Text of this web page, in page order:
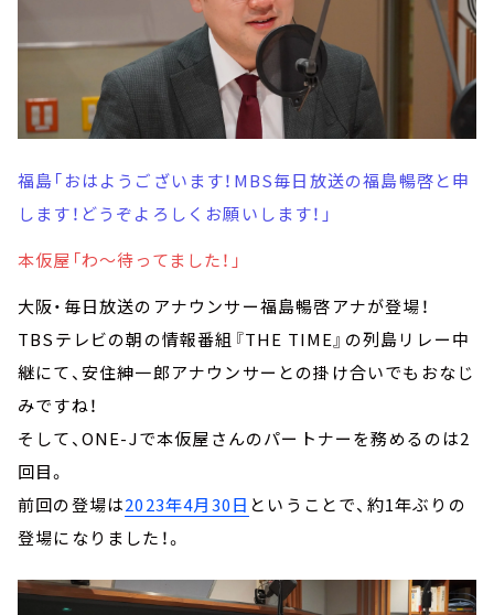
福島「おはようございます！MBS毎日放送の福島暢啓と申
します！どうぞよろしくお願いします！」
本仮屋「わ～待ってました！」
大阪・毎日放送のアナウンサー福島暢啓アナが登場！
TBSテレビの朝の情報番組『THE TIME』の列島リレー中
継にて、安住紳一郎アナウンサーとの掛け合いでもおなじ
みですね！
そして、ONE-Jで本仮屋さんのパートナーを務めるのは2
回目。
前回の登場は2023年4月30日 ということで、約1年ぶりの
登場になりました！。